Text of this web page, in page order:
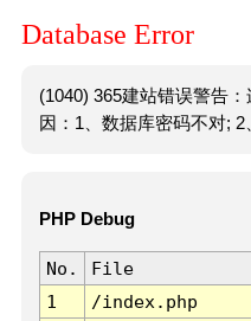
Database Error
(1040) 365建站错误警告
因：1、数据库密码不对; 2
PHP Debug
No. File
1
/index.php